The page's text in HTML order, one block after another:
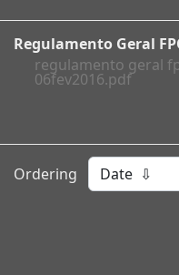
Regulamento Geral
regulamento geral
06fev2016.pdf
Ordering